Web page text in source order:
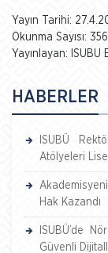
Yayın Tarihi:
Okunma Sayısı:
Yayınlayan: ISUBU
HABERLER
ISUBÜ
Atölyeleri
Hak Kazandı
ISUBÜ’de
Güvenli